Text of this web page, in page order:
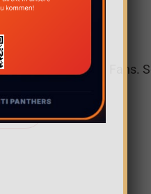
für Mitglieder und Fans.